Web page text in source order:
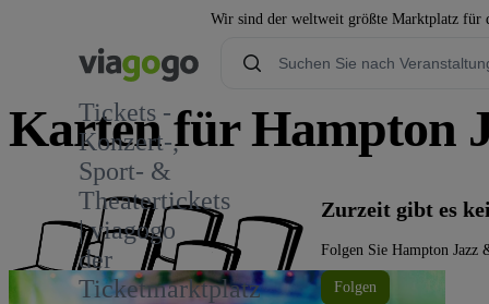
Wir sind der weltweit größte Marktplatz für
Tickets -
Konzert-,
Sport- &
Theatertickets
| viagogo
der
Ticketmarktplatz
Karten für Hampton
Zurzeit gibt es
Folgen Sie Hampton Jazz
Folgen